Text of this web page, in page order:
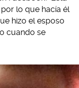
lo que hacía él
hizo el esposo
cuando se